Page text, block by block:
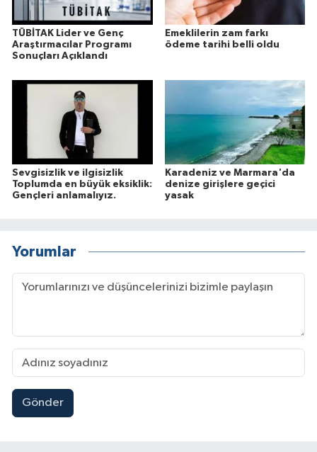
TÜBİTAK Lider ve Genç
Araştırmacılar Programı
Sonuçları Açıklandı
Emeklilerin zam farkı
ödeme tarihi belli oldu
Sevgisizlik ve ilgisizlik
Toplumda en büyük eksiklik:
Gençleri anlamalıyız.
Karadeniz ve Marmara'da
denize girişlere geçici
yasak
Yorumlar
Gönder